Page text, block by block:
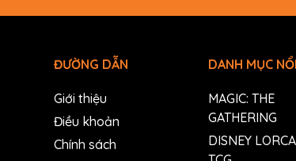
ĐƯỜNG DẪN
Giới thiệu
Điều khoản
Chính sách
DANH MỤC
MAGIC: THE
GATHERING
DISNEY